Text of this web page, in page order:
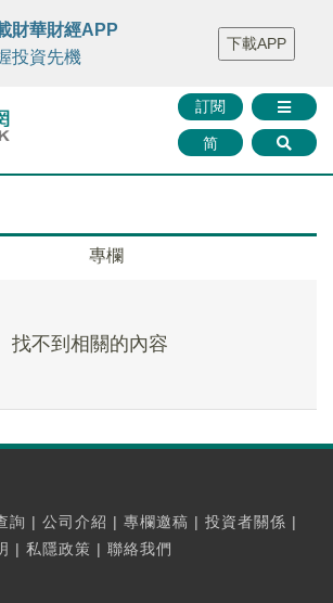
FINTV FINMETA 財華證券 媒體矩陣
智庫沙龍
聯絡我們
訂閱
简
財華財經APP
投資先機
下載APP
專欄
找不到相關的內容
詢 | 公司介紹 | 專欄邀稿 | 投資者關係 |
| 私隱政策 | 聯絡我們